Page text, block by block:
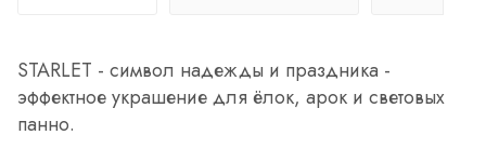
STARLET - символ надежды и праздника -
эффектное украшение для ёлок, арок и световых
панно.